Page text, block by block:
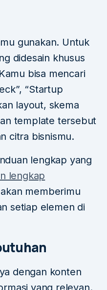
gunakan. Untuk
didesain khusus
bisa mencari
“Startup
layout, skema
template tersebut
citra bisnismu.
lengkap yang
lengkap
memberimu
setiap elemen di
dengan konten